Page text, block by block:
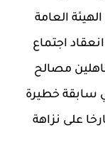
العامة
اجتماع
مصالح
سابقة خطيرة
على نزاهة